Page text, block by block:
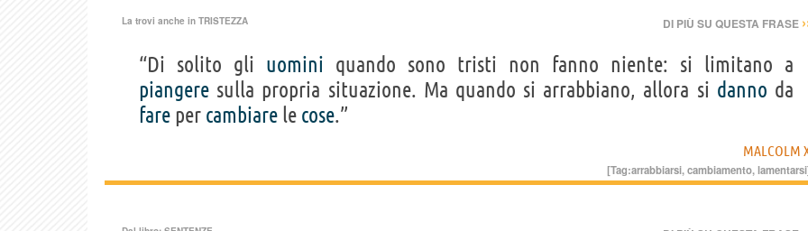
La trovi anche in TRISTEZZA DI PIÙ SU QUESTA FRASE
“Di solito gli uomini quando sono tristi non fanno niente: si limitano a
piangere sulla propria situazione. Ma quando si arrabbiano, allora si danno da
fare per cambiare le cose.”
MALCOLM
[Tag:arrabbiarsi,cambiamento,lamentarsi